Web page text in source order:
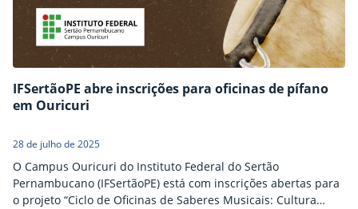
IFSertãoPE abre inscrições para oficinas de pífano
em Ouricuri
28 de julho de 2025
O Campus Ouricuri do Instituto Federal do Sertão
Pernambucano (IFSertãoPE) está com inscrições abertas para
o projeto “Ciclo de Oficinas de Saberes Musicais: Cultura